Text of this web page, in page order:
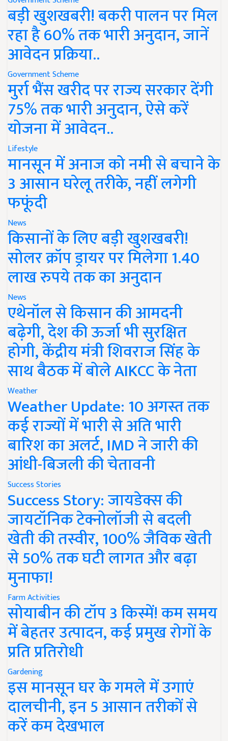
बड़ी खुशखबरी! बकरी पालन पर मिल
रहा है 60% तक भारी अनुदान, जानें
आवेदन प्रक्रिया..
Government Scheme
मुर्रा भैंस खरीद पर राज्य सरकार देंगी
75% तक भारी अनुदान, ऐसे करें
योजना में आवेदन..
Lifestyle
मानसून में अनाज को नमी से बचाने के
3 आसान घरेलू तरीके, नहीं लगेगी
फफूंदी
News
किसानों के लिए बड़ी खुशखबरी!
सोलर क्रॉप ड्रायर पर मिलेगा 1.40
लाख रुपये तक का अनुदान
News
एथेनॉल से किसान की आमदनी
बढ़ेगी, देश की ऊर्जा भी सुरक्षित
होगी, केंद्रीय मंत्री शिवराज सिंह के
साथ बैठक में बोले AIKCC के नेता
Weather
Weather Update: 10 अगस्त तक
कई राज्यों में भारी से अति भारी
बारिश का अलर्ट, IMD ने जारी की
आंधी-बिजली की चेतावनी
Success Stories
Success Story: जायडेक्स की
जायटॉनिक टेक्नोलॉजी से बदली
खेती की तस्वीर, 100% जैविक खेती
से 50% तक घटी लागत और बढ़ा
मुनाफा!
Farm Activities
सोयाबीन की टॉप 3 किस्में! कम समय
में बेहतर उत्पादन, कई प्रमुख रोगों के
प्रति प्रतिरोधी
Gardening
इस मानसून घर के गमले में उगाएं
दालचीनी, इन 5 आसान तरीकों से
करें कम देखभाल